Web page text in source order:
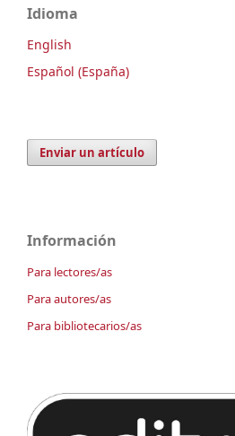
Idioma
English
Español (España)
Enviar un artículo
Información
Para lectores/as
Para autores/as
Para bibliotecarios/as